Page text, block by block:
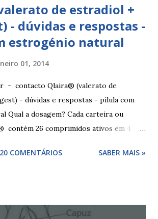
de estradiol +
- dúvidas e respostas -
estrogénio natural
01, 2014
- contacto Qlaira® (valerato de
- dúvidas e respostas - pilula com
Qual a dosagem? Cada carteira ou
contém 26 comprimidos ativos em 4
brancos na linha 4. Dosagem
natural) e 2 mg de dienogest 17
COMENTÁRIOS SABER MAIS »